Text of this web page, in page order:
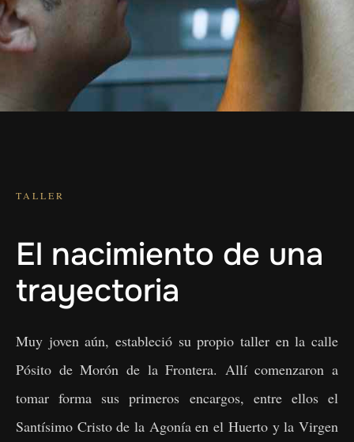
TALLER
El nacimiento de una
trayectoria
Muy joven aún, estableció su propio taller en la calle
Pósito de Morón de la Frontera. Allí comenzaron a
tomar forma sus primeros encargos, entre ellos el
Santísimo Cristo de la Agonía en el Huerto y la Virgen